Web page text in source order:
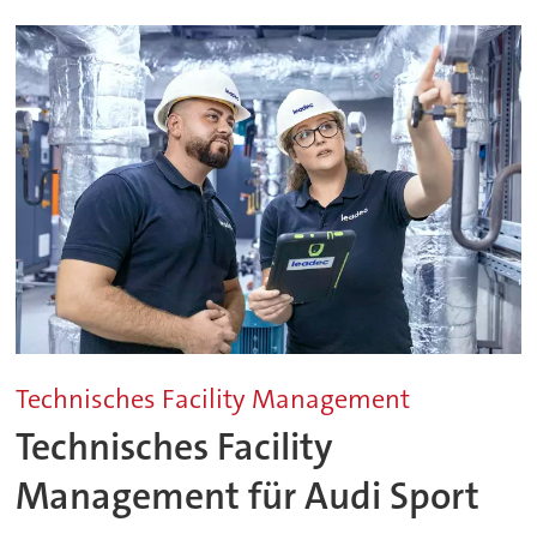
Technisches Facility Management
Technisches Facility
Management für Audi Sport